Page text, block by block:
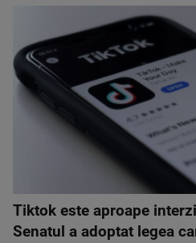
Tiktok este aproape
Senatul a adoptat legea